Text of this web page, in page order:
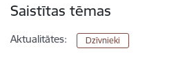
Saistītas tēmas
Aktualitātes: Dzīvnieki